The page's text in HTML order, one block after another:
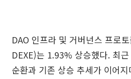
DAO 인프라 및 거버넌스 프로
DEXE)는 1.93% 상승했다. 최
순환과 기존 상승 추세가 이어